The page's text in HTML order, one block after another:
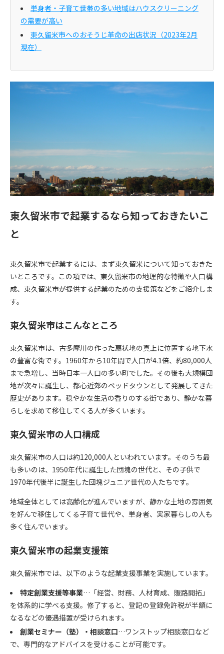
単身者・子育て世帯の多い地域はハウスクリーニング
の需要が高い
東久留米市へのおそうじ革命の出店状況（2023年2月
現在）
東久留米市で起業するなら知っておきたいこ
と
東久留米市で起業するには、まず東久留米について知っておきた
いところです。この項では、東久留米市の地理的な特徴や人口構
成、東久留米市が提供する起業のための支援策などをご紹介しま
す。
東久留米市はこんなところ
東久留米市は、古多摩川の作った扇状地の真上に位置する地下水
の豊富な街です。1960年から10年間で人口が4.1倍、約80,000人
まで急増し、当時日本一人口の多い町でした。その後も大規模団
地が次々に誕生し、都心近郊のベッドタウンとして発展してきた
歴史があります。穏やかな生活の香りのする街であり、静かな暮
らしを求めて移住してくる人が多くいます。
東久留米市の人口構成
東久留米市の人口は約120,000人といわれています。そのうち最
も多いのは、1950年代に誕生した団塊の世代と、その子供で
1970年代後半に誕生した団塊ジュニア世代の人たちです。
地域全体としては高齢化が進んでいますが、静かな土地の雰囲気
を好んで移住してくる子育て世代や、単身者、実家暮らしの人も
多く住んでいます。
東久留米市の起業支援策
東久留米市では、以下のような起業支援事業を実施しています。
特定創業支援等事業…「経営、財務、人材育成、販路開拓」
を体系的に学べる支援。修了すると、登記の登録免許税が半額に
なるなどの優遇措置が受けられます。
創業セミナー（塾）・相談窓口…ワンストップ相談窓口など
で、専門的なアドバイスを受けることが可能です。